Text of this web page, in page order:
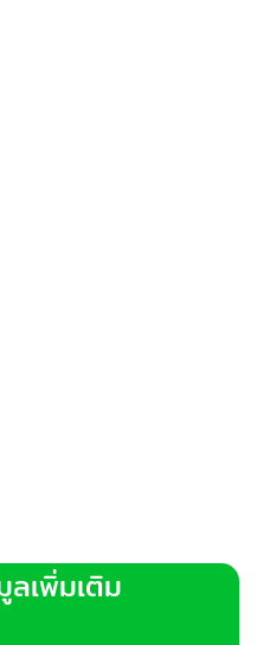
เพิ่มเติม